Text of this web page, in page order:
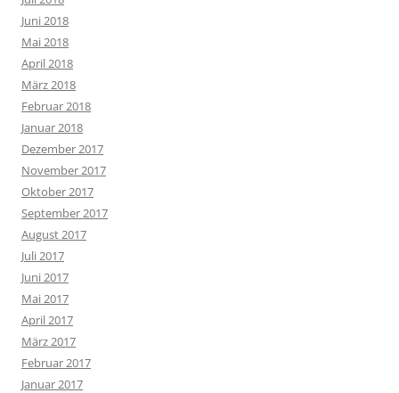
Juni 2018
Mai 2018
April 2018
März 2018
Februar 2018
Januar 2018
Dezember 2017
November 2017
Oktober 2017
September 2017
August 2017
Juli 2017
Juni 2017
Mai 2017
April 2017
März 2017
Februar 2017
Januar 2017